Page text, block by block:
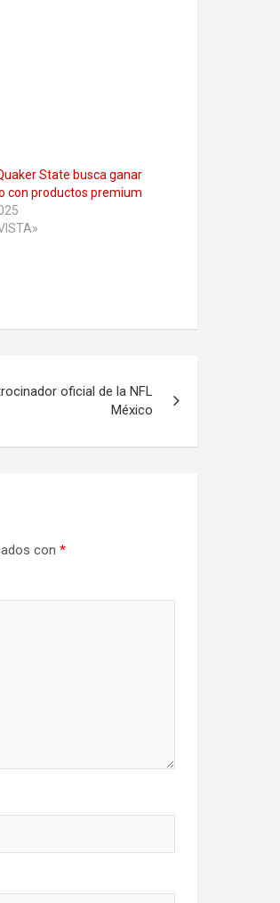
State busca ganar
con productos premium
oficial de la NFL
México
con *